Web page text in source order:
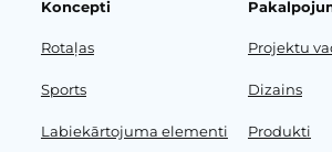
Koncepti
Rotaļas
Sports
Labiekārtojuma elementi
Projektu
Dizains
Produkti